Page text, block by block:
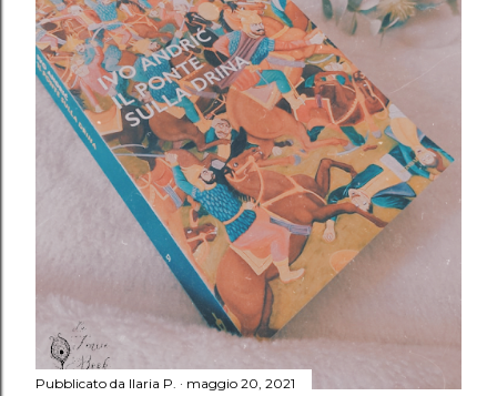
Pubblicato da Ilaria P. maggio 20, 2021